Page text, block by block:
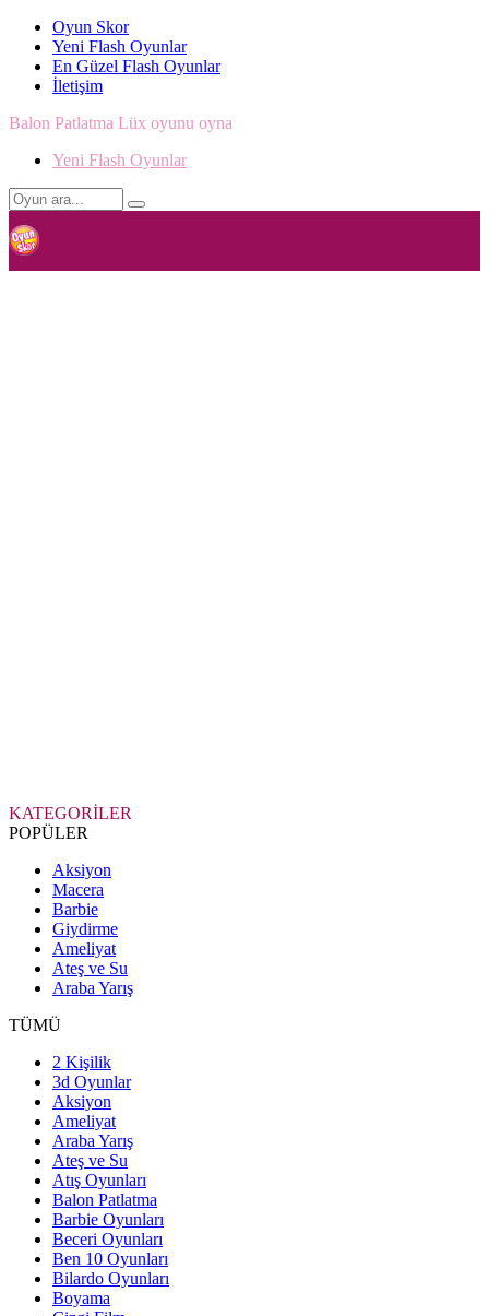
Oyun Skor
Yeni Flash Oyunlar
En Güzel Flash Oyunlar
İletişim
Balon Patlatma Lüx oyunu oyna
Yeni Flash Oyunlar
KATEGORİLER
POPÜLER
Aksiyon
Macera
Barbie
Giydirme
Ameliyat
Ateş ve Su
Araba Yarış
TÜMÜ
2 Kişilik
3d Oyunlar
Aksiyon
Ameliyat
Araba Yarış
Ateş ve Su
Atış Oyunları
Balon Patlatma
Barbie Oyunları
Beceri Oyunları
Ben 10 Oyunları
Bilardo Oyunları
Boyama